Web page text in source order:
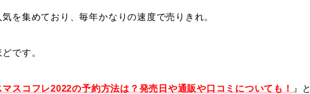
を集めており、毎年かなりの速度で売りきれ。
です。
スコフレ2022の予約方法は？発売日や通販や口コミについても！
』と